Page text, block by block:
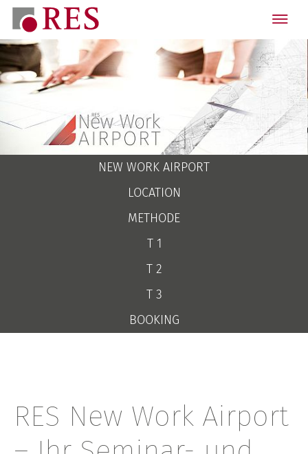
NEW WORK AIRPORT
LOCATION
METHODE
T 1
T 2
T 3
BOOKING
RES New Work Airport